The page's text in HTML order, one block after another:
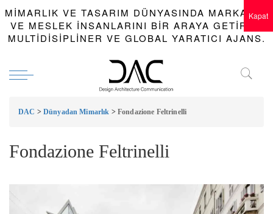
MIMARLIK VE TASARIM DÜNYASINDA MARKALAR
VE MESLEK INSANLARINI BIR ARAYA GETIREN
MULTIDISIPLINER VE GLOBAL YARATICI AJANS.
DAC > Dünyadan Mimarlık > Fondazione Feltrinelli
Fondazione Feltrinelli
Kapat